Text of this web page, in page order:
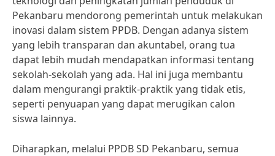
Pekanbaru mendorong pemerintah untuk melakukan
inovasi dalam sistem PPDB. Dengan adanya sistem
yang lebih transparan dan akuntabel, orang tua
dapat lebih mudah mendapatkan informasi tentang
sekolah-sekolah yang ada. Hal ini juga membantu
dalam mengurangi praktik-praktik yang tidak etis,
seperti penyuapan yang dapat merugikan calon
siswa lainnya.
Diharapkan, melalui PPDB SD Pekanbaru, semua